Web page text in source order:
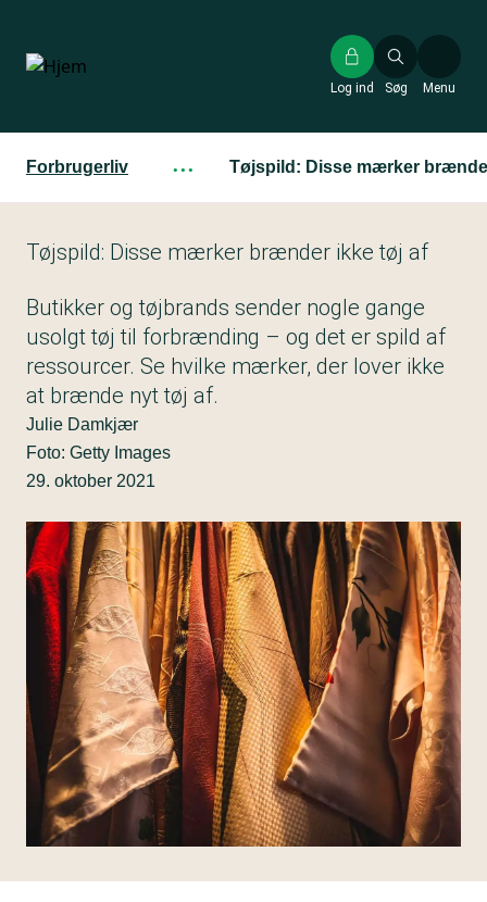
hovedindhold
Søg
Log ind Menu
Forbrugerliv ··· Tøjspild: Disse mærker
Tøjspild: Disse mærker brænder ikke tøj af
Butikker og tøjbrands sender nogle gange
usolgt tøj til forbrænding – og det er spild af
ressourcer. Se hvilke mærker, der lover ikke
at brænde nyt tøj af.
Julie Damkjær
Foto: Getty Images
29. oktober 2021